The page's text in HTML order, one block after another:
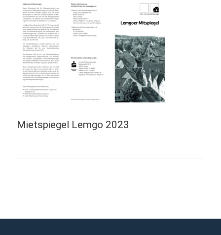
Mietspiegel Lemgo 2023